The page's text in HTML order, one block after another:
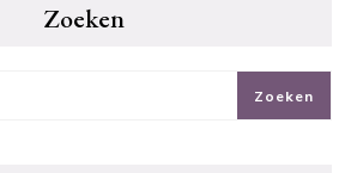
Zoeken
Zoeken